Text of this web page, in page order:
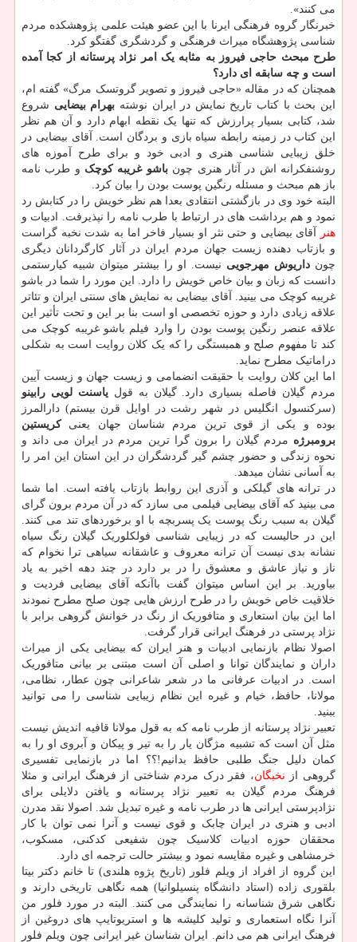
می کنند».
خبرنگار گروه فرهنگی ایرنا با این عضو هیئت علمی پژوهشکده مردم
شناسی پژوهشگاه میراث فرهنگی و گردشگری گفتگو کرد.
طرح مبحث حاجی فیروز به مثابه یک امر نژاد پرستانه از کجا آمده
است و چه سابقه ای دارد؟
همچنان که در مقاله «حاجی فیروز و تصویر گروتسک مرگ» گفته ام،
این بحث با کتاب تاریخ نمایش در ایران نوشته بهرام بیضایی شروع
شد، کتابی بسیار پرارزش که تنها یک نقطه ابهام دارد و آن هم نظر
این کتاب در زمینه رابطه سیاه بازی و بردگان است. آقای بیضایی در
خلق زیبایی شناسی هنری و ادبی خود و برای طرح آموزه های
روشنفکرانه اش در آثار هنری چون باشو غریبه کوچک و طرب نامه
باز هم مبحث و مسئله رنگین پوست بودن را بیان کرد.
البته خود وی در بازگشتی انتقادی بعدا هم نظر خویش را در کتابش رد
نمود و هم برداشت های در ارتباط با طرب نامه را نپذیرفت. ادبیات و
هنر
آقای بیضایی و حتی نثر او بسیار فاخر اما به شدت نخبه گراست
و بازتاب دهنده زیست جهان مردم ایران در آثار کارگردانان دیگری
چون داریوش مهرجویی نیست. او را بیشتر میتوان شبیه کیارستمی
دانست که زبان و بیان خاص خویش را دارد. این مورد را شما در باشو
غریبه کوچک می بینید. آقای بیضایی به نمایش های سنتی ایران و تئاتر
علاقه زیادی دارد و حوزه تخصصی او است بنا بر این و تحت تأثیر این
علاقه عنصر رنگین پوست بودن را وارد فیلم باشو غریبه کوچک می
کند تا مفهوم صلح و همبستگی را که یک کلان روایت است به شکلی
دراماتیک مطرح نماید.
اما این کلان روایت با حقیقت انضمامی و زیست جهان و زیست آیین
مردم گیلان فاصله بسیاری دارد. گیلان به قولیاسنت لویی رابینو
(سرکنسول انگلیس در شهر رشت در اوایل قرن بیستم) دارالمرز
بوده و یکی از قوی ترین مردم شناسان جهان یعنیکریستین
برومبرژه مردم گیلان را برون گرا ترین مردم در ایران می داند و
نحوه زندگی و حضور چشم گیر گردشگران در این استان این امر را
به آسانی نشان میدهد.
در ترانه های گیلکی و آذری این روابط بازتاب یافته است. اما شما
می بینید که آقای بیضایی فیلمی می سازد که در آن مردم برون گرای
گیلان به سبب رنگ پوست یک پسربچه با او برخوردهای تند می کنند.
این در حالیست که در زیبایی شناسی فولکلوریک گیلان رنگ سیاه
نشانه بدی نیست آن ترانه معروف و عاشقانه سیاهی ترا نخوام که
ناز و نیاز عاشق و معشوق را در بر دارد در چند دهه اخیر به یاد
بیاورید. بر این اساس میتوان گفت باآنکه آقای بیضایی فردیت و
خلاقیت خاص خویش را در طرح ارزش هایی چون صلح مطرح نمودند
اما این بیان استعاری و متافوریک از رنگ در خوانش گروهی برابر با
نژاد پرستی در فرهنگ ایرانی قرار گرفت.
اصولا نظام بازنمایی ادبیات و هنر ایران که بیضایی یکی از میراث
داران و نمایندگان توانا و اصلی آن است مبتنی بر بیانی متافوریک
است. در ادبیات عرفانی ما در شعر شاعرانی چون عطار، نظامی،
مولانا، حافظ، خیام و غیره این نظام زیبایی شناسی را می توانید
ببنید.
تعبیر نژاد پرستانه از طرب نامه که به قول مولانا قافیه اندیش نیست
مثل آن است که تشبیه مژگان یار را به تیر و پیکان و آبروی او را به
کمان دلیل جنگ طلبی حافظ بدانیم!؟؟ اما در بازنمایی تفسیری
گروهی از نخبگان، فقر درک مردم شناختی از فرهنگ ایرانی و مثلا
فرهنگ مردم گیلان به تعبیر نژاد پرستانه و یافتن دلایلی برای
نژادپرستی ایرانی ها در طرب نامه و غیره تبدیل شد. اصولا نقد مدرن
ادبی و هنری در ایران چابک و قوی نیست و آنرا نمی توان با کار
محققان حوزه ادبیات کلاسیک چون شفیعی کدکنی، مسکوب،
خرمشاهی و غیره مقایسه نمود و بیشتر حالت ترجمه ای دارد.
این گروه از افراد از ویلم فلور (تاریخ پژوه هلندی) تا خانم دکتر بیتا
بلقوری زاده (استاد دانشگاه پنسیلوانیا) همه نگاهی تاریخی دارند و
نگاهی شرق شناسانه را نمایندگی می کنند. البته در مورد فلور من
آنرا نگاه استعماری و تولید کلیشه ها و استریوتایپ های دروغین از
فرهنگ ایرانی هم می دانم. ایران شناسان غیر ایرانی چون ویلم فلور